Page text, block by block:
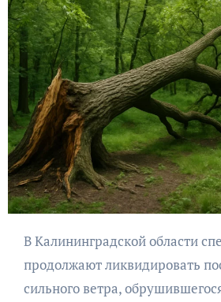
В Калининградской области специалисты
продолжают ликвидировать
сильного ветра,